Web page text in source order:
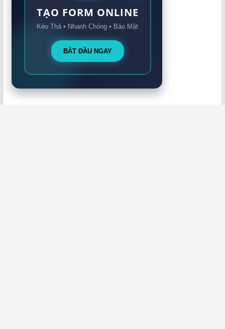
TẠO FORM ONLINE
Kéo Thả • Nhanh Chóng • Bảo Mật
BẮT ĐẦU NGAY